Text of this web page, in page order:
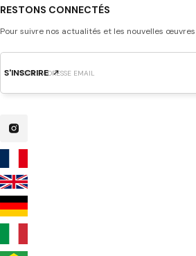
RESTONS CONNECTÉS
Pour suivre nos actualités et les nouvelles
S'INSCRIRE